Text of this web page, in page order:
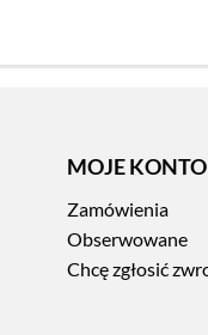
MOJE KONTO
Zamówienia
Obserwowane
Chcę zgłosić